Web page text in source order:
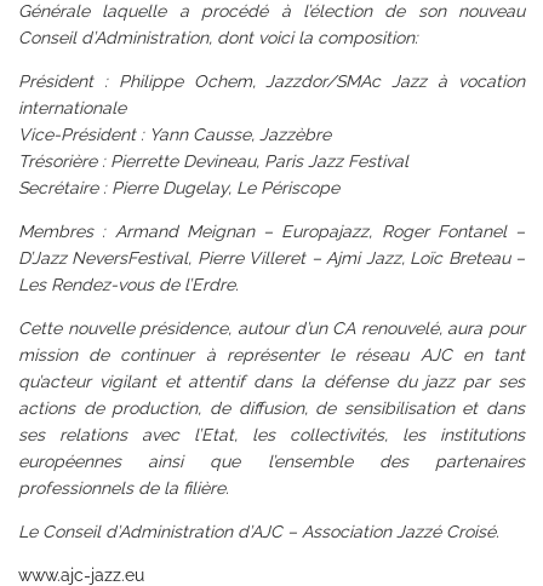
Générale laquelle a procédé à l’élection de son nouveau
Conseil d’Administration, dont voici la composition:
Président : Philippe Ochem, Jazzdor/SMAc Jazz à vocation
internationale
Vice-Président : Yann Causse, Jazzèbre
Trésorière : Pierrette Devineau, Paris Jazz Festival
Secrétaire : Pierre Dugelay, Le Périscope
Membres : Armand Meignan – Europajazz, Roger Fontanel –
D’Jazz NeversFestival, Pierre Villeret – Ajmi Jazz, Loïc Breteau –
Les Rendez-vous de l’Erdre.
Cette nouvelle présidence, autour d’un CA renouvelé, aura pour
mission de continuer à représenter le réseau AJC en tant
qu’acteur vigilant et attentif dans la défense du jazz par ses
actions de production, de diffusion, de sensibilisation et dans
ses relations avec l’Etat, les collectivités, les institutions
européennes ainsi que l’ensemble des partenaires
professionnels de la filière.
Le Conseil d’Administration d’AJC – Association Jazzé Croisé.
www.ajc-jazz.eu